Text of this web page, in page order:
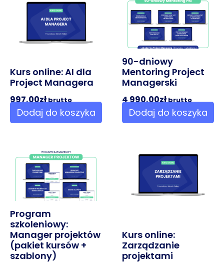
Kurs online: AI dla
Project Managera
997,00złbrutto
Dodaj do koszyka
90-dniowy
Mentoring Project
Managerski
4 990,00złbrutto
Dodaj do koszyka
Program
szkoleniowy:
Manager projektów
(pakiet kursów +
szablony)
Kurs online:
Zarządzanie
projektami